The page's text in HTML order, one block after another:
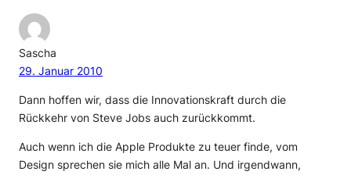
Sascha
29. Januar 2010
Dann hoffen wir, dass die Innovationskraft durch die
Rückkehr von Steve Jobs auch zurückkommt.
Auch wenn ich die Apple Produkte zu teuer finde, vom
Design sprechen sie mich alle Mal an. Und irgendwann,